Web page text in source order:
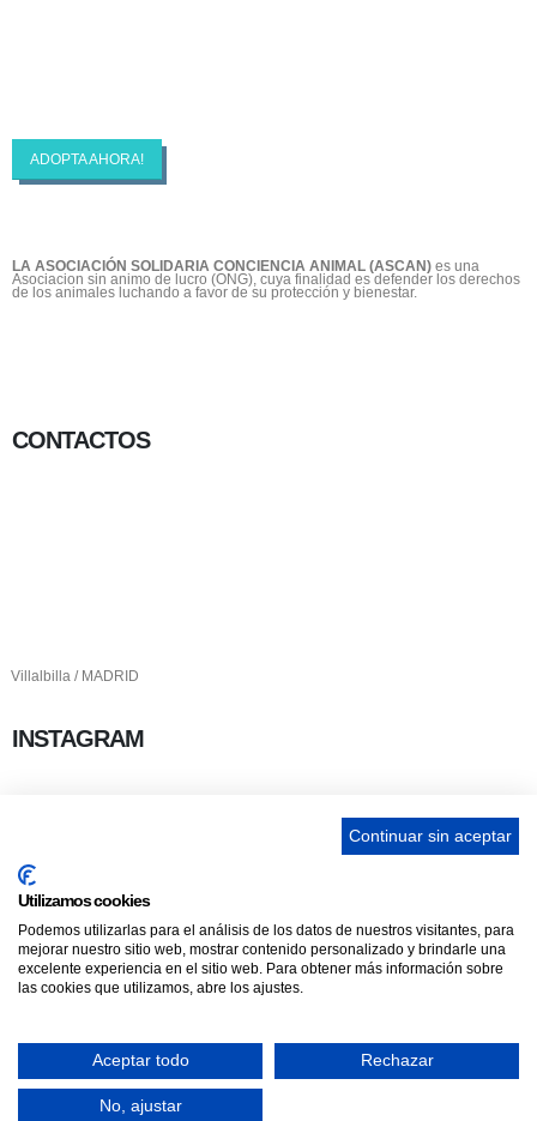
ADOPTA AHORA!
LA ASOCIACIÓN SOLIDARIA CONCIENCIA ANIMAL (ASCAN) es una
Asociacion sin animo de lucro (ONG), cuya finalidad es defender los derechos
de los animales luchando a favor de su protección y bienestar.
CONTACTOS
Villalbilla / MADRID
INSTAGRAM
ENLACES
Contacta
Adopta un perro
ASCAN. © 2022. Todos los derechos reservados. Desarrollado como donación
Igor André Guerra.
Continuar sin aceptar
Utilizamos cookies
Podemos utilizarlas para el análisis de los datos de nuestros visitantes, para
mejorar nuestro sitio web, mostrar contenido personalizado y brindarle una
excelente experiencia en el sitio web. Para obtener más información sobre
las cookies que utilizamos, abre los ajustes.
Aceptar todo Rechazar
No, ajustar